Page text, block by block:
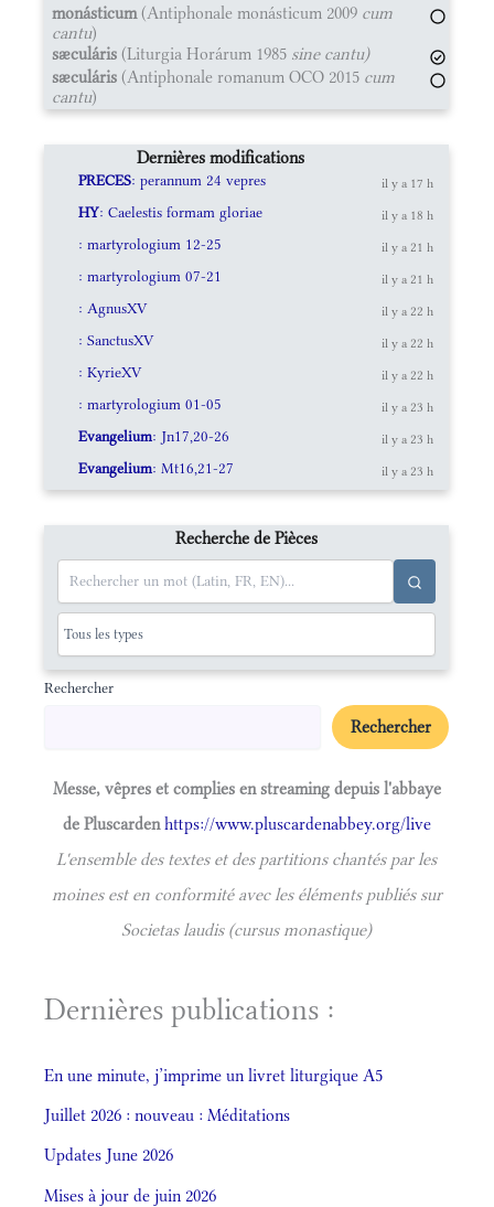
monásticum(Antiphonale monásticum 2009 cum
cantu)
sæculáris (Liturgia Horárum 1985 sine cantu)
sæculáris (Antiphonale romanum OCO 2015 cum
cantu)
Dernières modifications
PRECES: perannum 24 vepres il y a 17 h
HY: Caelestis formam gloriae il y a 18 h
: martyrologium 12-25 il y a 21 h
: martyrologium 07-21 il y a 21 h
: AgnusXV il y a 22 h
: SanctusXV il y a 22 h
: KyrieXV il y a 22 h
: martyrologium 01-05 il y a 23 h
Evangelium: Jn17,20-26 il y a 23 h
Evangelium: Mt16,21-27 il y a 23 h
Recherche de Pièces
Rechercher
Rechercher
Messe, vêpres et complies en streaming depuis l'abbaye
de Pluscardenhttps://www.pluscardenabbey.org/live
L'ensemble des textes et des partitions chantés par les
moines est en conformité avec les éléments publiés sur
Societas laudis (cursus monastique)
Dernières publications :
En une minute, j’imprime un livret liturgique A5
Juillet 2026 : nouveau : Méditations
Updates June 2026
Mises à jour de juin 2026